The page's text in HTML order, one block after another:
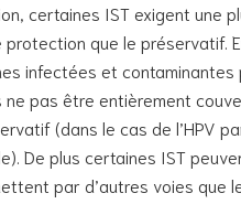
certaines IST exigent une
protection que le préservatif.
infectées et contaminantes
ne pas être entièrement
(dans le cas de l’HPV
De plus certaines IST
par d’autres voies que